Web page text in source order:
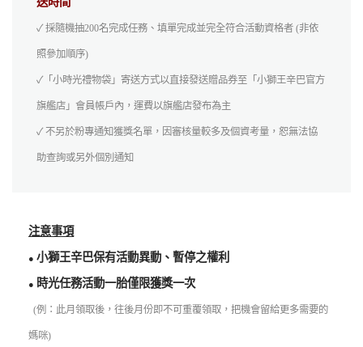
✓ 採隨機抽200名完成任務、填單完成並完全符合活動資格者 (非依
照參加順序)
✓「小時光禮物袋」寄送方式以直接發送贈品券至「小獅王辛巴官方
旗艦店」會員帳戶內，運費以旗艦店發布為主
✓ 不另於粉專通知獲獎名單，因審核量較多及個資考量，恕無法協
助查詢或另外個別通知
注意事項
● 小獅王辛巴保有活動異動、暫停之權利
● 時光任務活動一胎僅限獲獎一次
(例：此月領取後，往後月份即不可重覆領取，把機會留給更多需要的
媽咪)